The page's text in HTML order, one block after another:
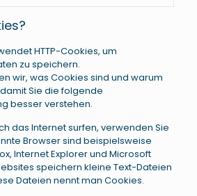
HTTP-Cookies, um
zu speichern.
wir, was Cookies sind und warum
Sie die folgende
besser verstehen.
das Internet surfen, verwenden Sie
Browser sind beispielsweise
Internet Explorer und Microsoft
speichern kleine Text-Dateien
Dateien nennt man Cookies.